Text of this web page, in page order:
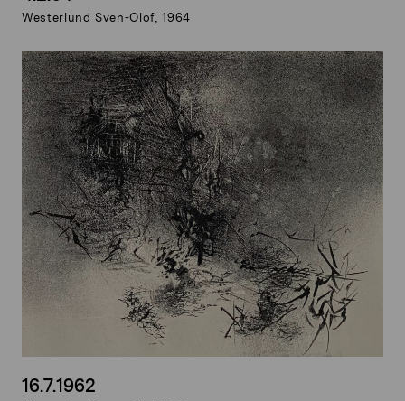
Westerlund Sven-Olof, 1964
16.7.1962